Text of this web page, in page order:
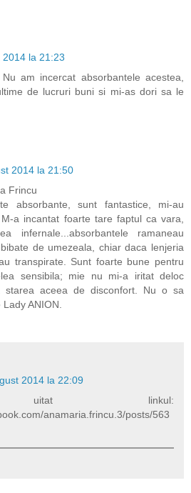
la 21:23
am incercat absorbantele acestea,
de lucruri buni si mi-as dori sa le
2014 la 21:50
Frincu
absorbante, sunt fantastice, mi-au
a incantat foarte tare faptul ca vara,
infernale...absorbantele ramaneau
de umezeala, chiar daca lenjeria
transpirate. Sunt foarte bune pentru
sensibila; mie nu mi-a iritat deloc
starea aceea de disconfort. Nu o sa
ANION.
2014 la 22:09
linkul:
anamaria.frincu.3/posts/563